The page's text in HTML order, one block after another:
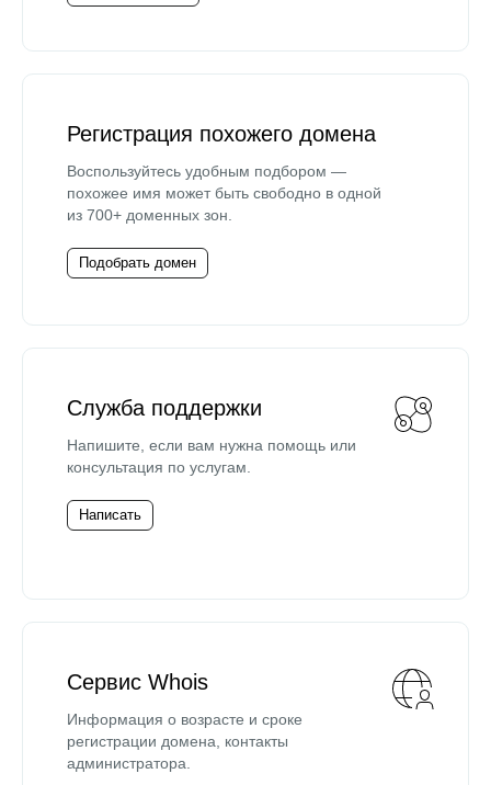
Регистрация похожего домена
Воспользуйтесь удобным подбором —
похожее имя может быть свободно в одной
из 700+ доменных зон.
Подобрать домен
Служба поддержки
Напишите, если вам нужна помощь или
консультация по услугам.
Написать
Сервис Whois
Информация о возрасте и сроке
регистрации домена, контакты
администратора.